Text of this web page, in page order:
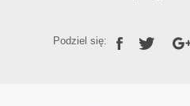
Podziel się: